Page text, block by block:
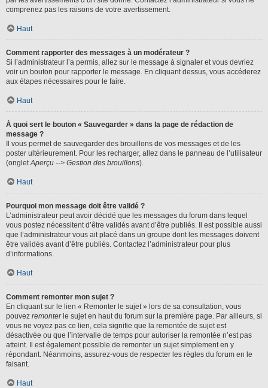
comprenez pas les raisons de votre avertissement.
Haut
Comment rapporter des messages à un modérateur ?
Si l’administrateur l’a permis, allez sur le message à signaler et vous devriez
voir un bouton pour rapporter le message. En cliquant dessus, vous accéderez
aux étapes nécessaires pour le faire.
Haut
À quoi sert le bouton « Sauvegarder » dans la page de rédaction de
message ?
Il vous permet de sauvegarder des brouillons de vos messages et de les
poster ultérieurement. Pour les recharger, allez dans le panneau de l’utilisateur
(ongletAperçu --> Gestion des brouillons).
Haut
Pourquoi mon message doit être validé ?
L’administrateur peut avoir décidé que les messages du forum dans lequel
vous postez nécessitent d’être validés avant d’être publiés. Il est possible aussi
que l’administrateur vous ait placé dans un groupe dont les messages doivent
être validés avant d’être publiés. Contactez l’administrateur pour plus
d’informations.
Haut
Comment remonter mon sujet ?
En cliquant sur le lien « Remonter le sujet » lors de sa consultation, vous
pouvez remonterle sujet en haut du forum sur la première page. Par ailleurs, si
vous ne voyez pas ce lien, cela signifie que la remontée de sujet est
désactivée ou que l’intervalle de temps pour autoriser la remontée n’est pas
atteint. Il est également possible de remonter un sujet simplement en y
répondant. Néanmoins, assurez-vous de respecter les règles du forum en le
faisant.
Haut